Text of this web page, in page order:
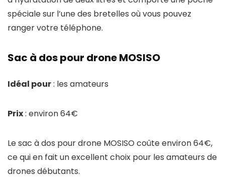
spéciale sur l’une des bretelles où vous pouvez
ranger votre téléphone.
Sac à dos pour drone MOSISO
Idéal pour: les amateurs
Prix: environ 64€
Le sac à dos pour drone MOSISO coûte environ 64€,
ce qui en fait un excellent choix pour les amateurs de
drones débutants.